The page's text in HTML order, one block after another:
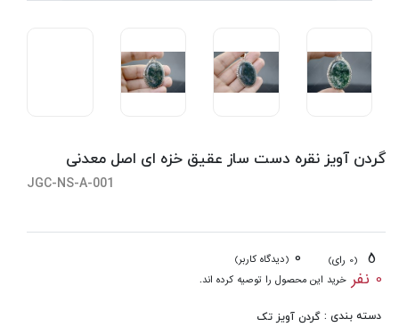
گردن آویز نقره دست ساز عقیق خزه ای اصل معدنی
JGC-NS-A-001
(0 رای) 0 (دیدگاه کاربر)
0 نفر خرید این محصول را توصیه کرده اند.
دسته بندی : گردن آویز تک